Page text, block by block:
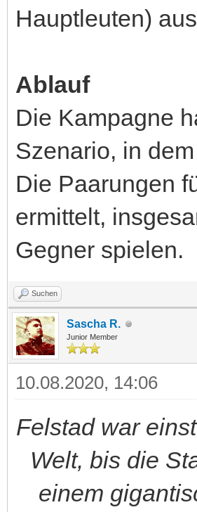
Hauptleuten)
Ablauf
Die Kampagne
Szenario, in
Die Paarungen
ermittelt,
Gegner spielen.
Suchen
Sascha R.
Junior Member
10.08.2020, 14:06
Felstad war
Welt, bis die
einem